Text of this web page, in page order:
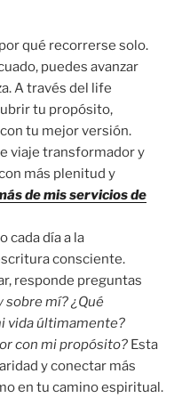
qué recorrerse solo.
puedes avanzar
A través del life
tu propósito,
tu mejor versión.
viaje transformador y
más plenitud y
de mis servicios de
cada día a la
consciente.
responde preguntas
sobre mí?¿Qué
vida últimamente?
con mi propósito? Esta
y conectar más
en tu camino espiritual.